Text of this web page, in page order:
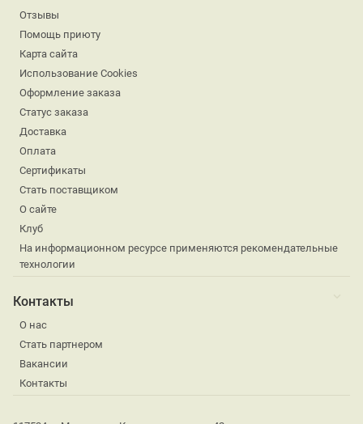
Отзывы
Помощь приюту
Карта сайта
Использование Cookies
Оформление заказа
Статус заказа
Доставка
Оплата
Сертификаты
Стать поставщиком
О сайте
Клуб
На информационном ресурсе применяются рекомендательные
технологии
Контакты
О нас
Стать партнером
Вакансии
Контакты